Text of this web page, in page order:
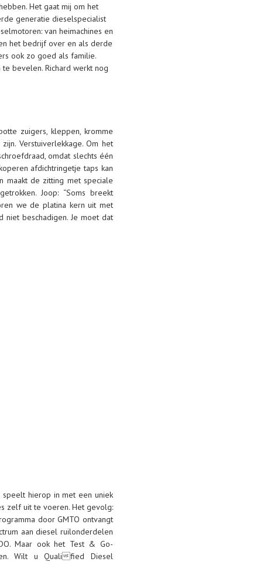
Het gaat mij om het
generatie dieselspecialist
van heimachines en
het bedrijf over en als derde
ook zo goed als familie.
bevelen. Richard werkt nog
zuigers, kleppen, kromme
Verstuiverlekkage. Om het
omdat slechts één
afdichtringetje taps kan
maakt de zitting met speciale
Joop: “Soms breekt
we de platina kern uit met
beschadigen. Je moet dat
hierop in met een uniek
zelf uit te voeren. Het gevolg:
door GMTO ontvangt
aan diesel ruilonderdelen
Maar ook het Test & Go-
Wilt u Qualified Diesel